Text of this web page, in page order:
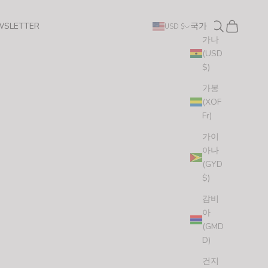
USD $
국가
가나
(USD
$)
가봉
(XOF
Fr)
가이
아나
(GYD
$)
감비
아
(GMD
D)
건지
검색 장바구니